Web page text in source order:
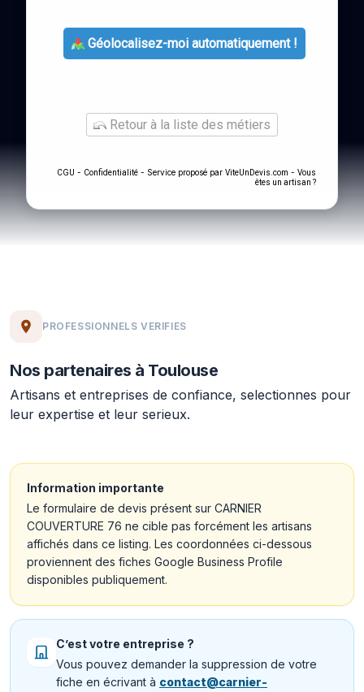
Géolocalisez-moi automatiquement !
Retour à la liste des métiers
CGU - Confidentialité - Service proposé par ViteUnDevis.com - Vous
êtes un artisan ?
PROFESSIONNELS VERIFIES
Nos partenaires à Toulouse
Artisans et entreprises de confiance, selectionnes pour
leur expertise et leur serieux.
Information importante
Le formulaire de devis présent sur CARNIER
COUVERTURE 76 ne cible pas forcément les artisans
affichés dans ce listing. Les coordonnées ci-dessous
proviennent des fiches Google Business Profile
disponibles publiquement.
C’est votre entreprise ?
Vous pouvez demander la suppression de votre
fiche en écrivant à contact@carnier-